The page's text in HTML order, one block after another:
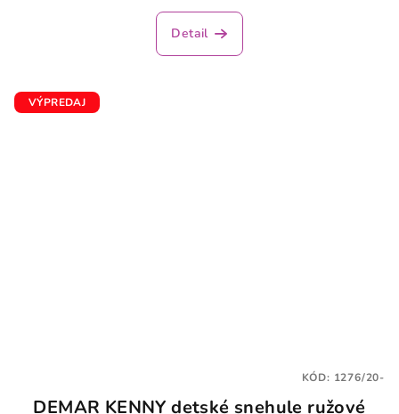
hodnotenie
produktu
Detail
VÝPREDAJ
DEMAR KENNY detské snehule ružové
KÓD: 1276/20-